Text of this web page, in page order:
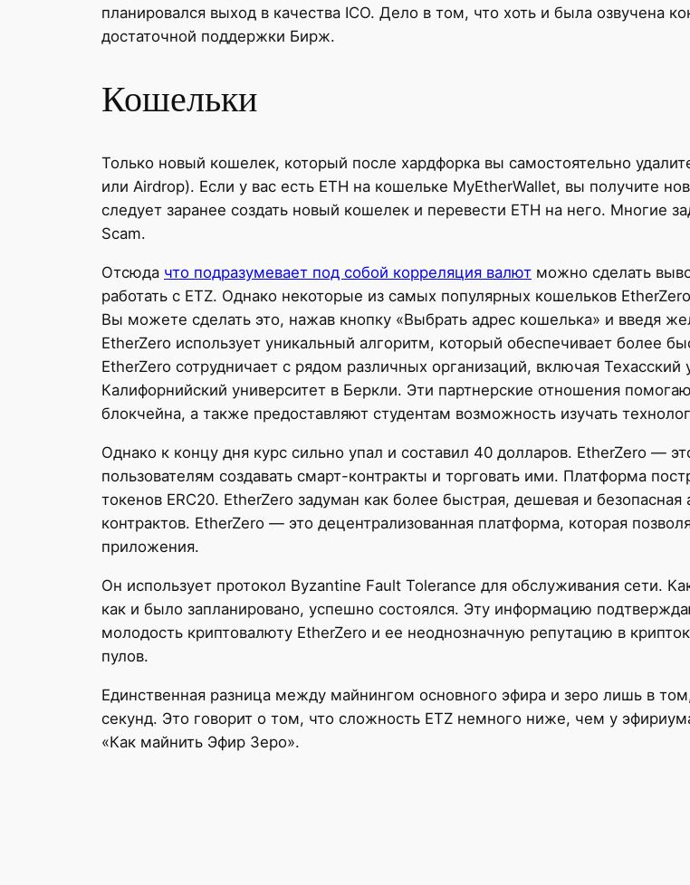
планировался выход в качества ICO. Дело в том, что хоть и была озвучена
достаточной поддержки Бирж.
Кошельки
Только новый кошелек, который после хардфорка вы самостоятельно
или Airdrop). Если у вас есть ETH на кошельке MyEtherWallet, вы получите
следует заранее создать новый кошелек и перевести ETH на него. Многие
Scam.
Отсюда что подразумевает под собой корреляция валют можно сделать
работать с ETZ. Однако некоторые из самых популярных кошельков
Вы можете сделать это, нажав кнопку «Выбрать адрес кошелька» и введя
EtherZero использует уникальный алгоритм, который обеспечивает более
EtherZero сотрудничает с рядом различных организаций, включая
Калифорнийский университет в Беркли. Эти партнерские отношения
блокчейна, а также предоставляют студентам возможность изучать
Однако к концу дня курс сильно упал и составил 40 долларов. EtherZero —
пользователям создавать смарт-контракты и торговать ими. Платформа
токенов ERC20. EtherZero задуман как более быстрая, дешевая и
контрактов. EtherZero — это децентрализованная платформа, которая
приложения.
Он использует протокол Byzantine Fault Tolerance для обслуживания сети.
как и было запланировано, успешно состоялся. Эту информацию
молодость криптовалюту EtherZero и ее неоднозначную репутацию в
пулов.
Единственная разница между майнингом основного эфира и зеро лишь в
секунд. Это говорит о том, что сложность ETZ немного ниже, чем у
«Как майнить Эфир Зеро».